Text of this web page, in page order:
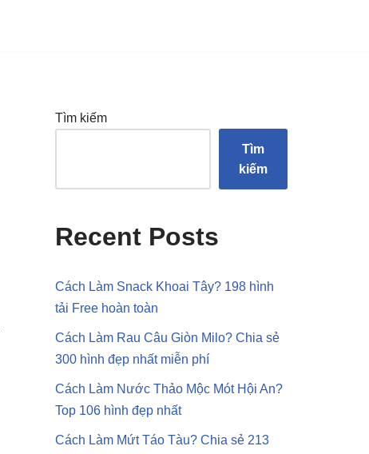
Tìm kiếm
Tìm
kiếm
Recent Posts
Cách Làm Snack Khoai Tây? 198 hình
tải Free hoàn toàn
Cách Làm Rau Câu Giòn Milo? Chia sẻ
300 hình đẹp nhất miễn phí
Cách Làm Nước Thảo Mộc Mót Hội An?
Top 106 hình đẹp nhất
Cách Làm Mứt Táo Tàu? Chia sẻ 213